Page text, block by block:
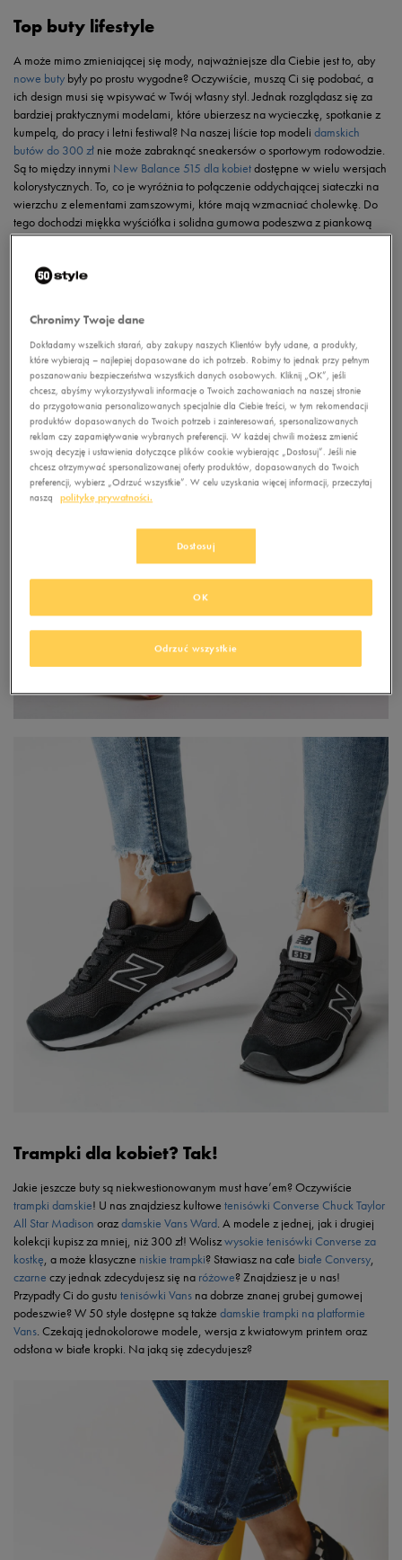
Top buty lifestyle
A może mimo zmieniającej się mody, najważniejsze dla Ciebie jest to, aby
nowe buty były po prostu wygodne? Oczywiście, muszą Ci się podobać, a
ich design musi się wpisywać w Twój własny styl. Jednak rozglądasz się za
bardziej praktycznymi modelami, które ubierzesz na wycieczkę, spotkanie z
kumpelą, do pracy i letni festiwal? Na naszej liście top modeli damskich
butów do 300 zł nie może zabraknąć sneakersów o sportowym rodowodzie.
Są to między innymi New Balance 515 dla kobietdostępne w wielu wersjach
kolorystycznych. To, co je wyróżnia to połączenie oddychającej siateczki na
wierzchu z elementami zamszowymi, które mają wzmacniać cholewkę. Do
tego dochodzi miękka wyściółka i solidna gumowa podeszwa z piankową
wstawką – jej celem jest zadbanie o dobrą amortyzację. Podobnie jest w
posiada wiele wersji kolorystycznych, a retro design doskonale odnajdzie się
buty Nike – ten model musi się znaleźć w Twojej szafie.
Trampki dla kobiet? Tak!
Jakie jeszcze buty są niekwestionowanym must have’em? Oczywiście
trampki damskie! U nas znajdziesz kultowe tenisówki Converse Chuck Taylor
All Star Madison orazdamskie Vans Ward. A modele z jednej, jak i drugiej
kolekcji kupisz za mniej, niż 300 zł! Woliszwysokie tenisówki Converse za
kostkę, a może klasyczne niskie trampki? Stawiasz na całe białe Conversy,
czarne czy jednak zdecydujesz się na różowe? Znajdziesz je u nas!
Przypadły Ci do gustu tenisówki Vans na dobrze znanej grubej gumowej
podeszwie? W 50 style dostępne są także damskie trampki na platformie
Vans. Czekają jednokolorowe modele, wersja z kwiatowym printem oraz
odsłona w białe kropki. Na jaką się zdecydujesz?
Chronimy Twoje dane
Dokładamy wszelkich starań, aby zakupy naszych Klientów były udane, a produkty,
które wybierają – najlepiej dopasowane do ich potrzeb. Robimy to jednak przy pełnym
poszanowaniu bezpieczeństwa wszystkich danych osobowych. Kliknij „OK”, jeśli
chcesz, abyśmy wykorzystywali informacje o Twoich zachowaniach na naszej stronie
do przygotowania personalizowanych specjalnie dla Ciebie treści, w tym rekomendacji
produktów dopasowanych do Twoich potrzeb i zainteresowań, spersonalizowanych
reklam czy zapamiętywanie wybranych preferencji. W każdej chwili możesz zmienić
swoją decyzję i ustawienia dotyczące plików cookie wybierając „Dostosuj”. Jeśli nie
chcesz otrzymywać spersonalizowanej oferty produktów, dopasowanych do Twoich
preferencji, wybierz „Odrzuć wszystkie”. W celu uzyskania więcej informacji, przeczytaj
naszą
politykę prywatności.
Dostosuj
Odrzuć wszystkie
OK